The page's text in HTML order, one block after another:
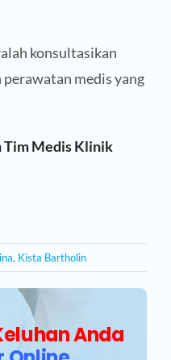
konsultasikan
medis yang
Tim Medis Klinik
, Kista Bartholin
Anda